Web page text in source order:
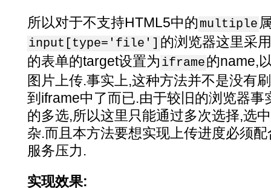
所以对于不支持HTML5中的 multiple
input[type='file']
的浏览器这里采
的表单的target设置为 iframe的name,
图片上传.事实上,这种方法并不是没有
到iframe中了而已.由于较旧的浏览器事
的多选,所以这里只能通过多次选择,选
杂.而且本方法要想实现上传进度必须
服务压力.
实现效果: